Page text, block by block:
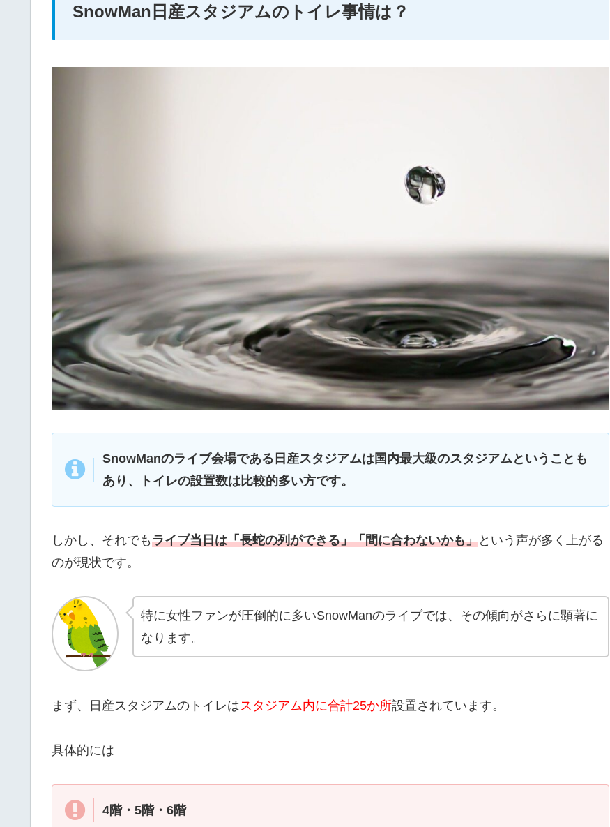
SnowMan日産スタジアムのトイレ事情は？
SnowManのライブ会場である日産スタジアムは国内最大級のスタジアムということも
あり、トイレの設置数は比較的多い方です。
しかし、それでもライブ当日は「長蛇の列ができる」「間に合わないかも」という声が多く上がる
のが現状です。
特に女性ファンが圧倒的に多いSnowManのライブでは、その傾向がさらに顕著に
なります。
まず、日産スタジアムのトイレは スタジアム内に合計25か所設置されています。
具体的には
4階・5階・6階